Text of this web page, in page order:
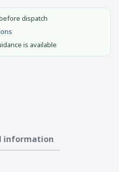
dispatch
is available
information